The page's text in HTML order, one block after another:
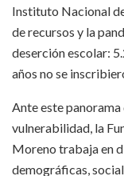
Instituto Nacional
de recursos y la
deserción escolar:
años no se
Ante este
vulnerabilidad, la
Moreno trabaja en
demográficas,